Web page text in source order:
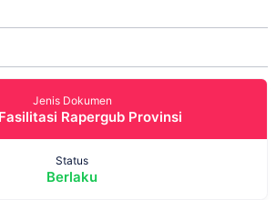
Jenis Dokumen
Rapergub Provinsi
Status
Berlaku